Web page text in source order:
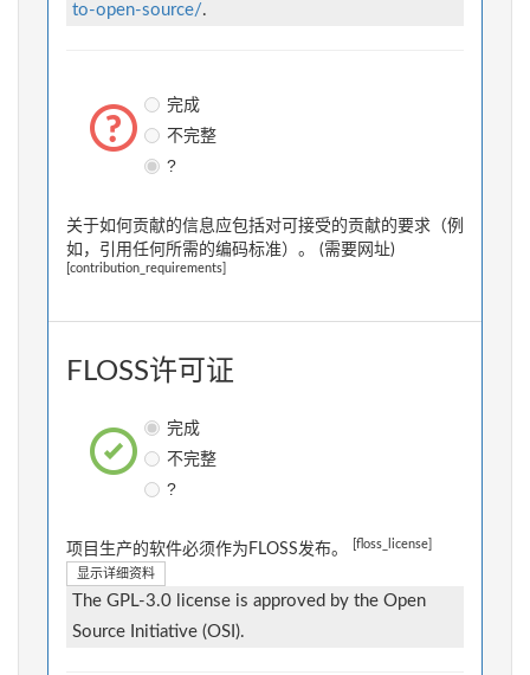
to-open-source/.
完成
不完整
?
关于如何贡献的信息应包括对可接受的贡献的要求（例
如，引用任何所需的编码标准）。 (需要网址)
[contribution_requirements]
FLOSS许可证
完成
不完整
?
项目生产的软件必须作为FLOSS发布。 [floss_license]
显示详细资料
The GPL-3.0 license is approved by the Open
Source Initiative (OSI).